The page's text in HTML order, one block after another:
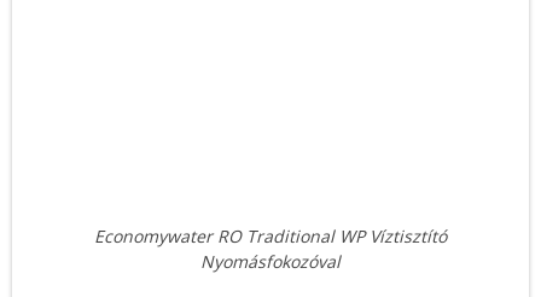
Economywater RO Traditional WP Víztisztító
Nyomásfokozóval